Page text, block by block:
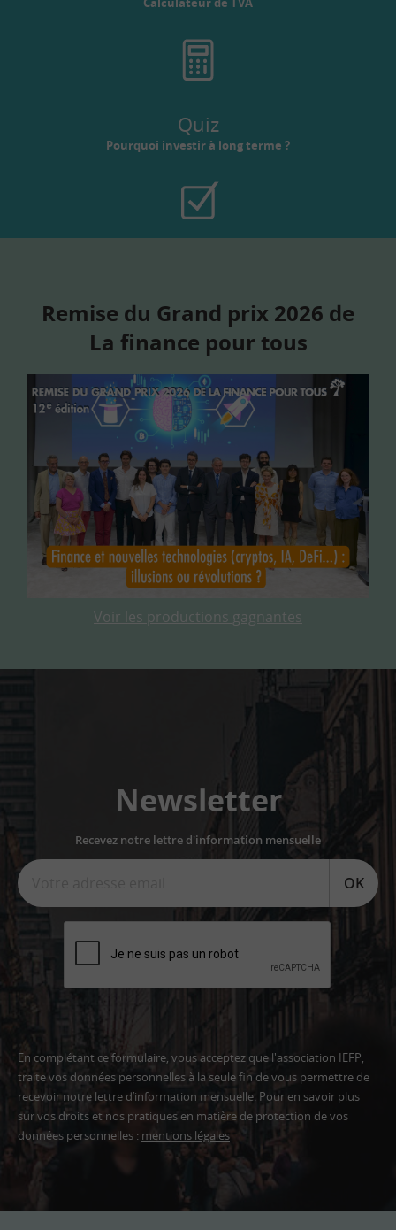
Quiz
Pourquoi investir à long terme ?
Remise du Grand prix 2026 de
La finance pour tous
Voir les productions gagnantes
Newsletter
Recevez notre lettre d'information mensuelle
OK
En complétant ce formulaire, vous acceptez que l'association IEFP,
traite vos données personnelles à la seule fin de vous permettre de
recevoir notre lettre d’information mensuelle. Pour en savoir plus
sur vos droits et nos pratiques en matière de protection de vos
données personnelles : mentions légales